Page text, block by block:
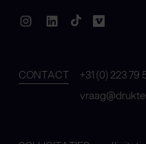
CONTACT
+31 (0) 223 79